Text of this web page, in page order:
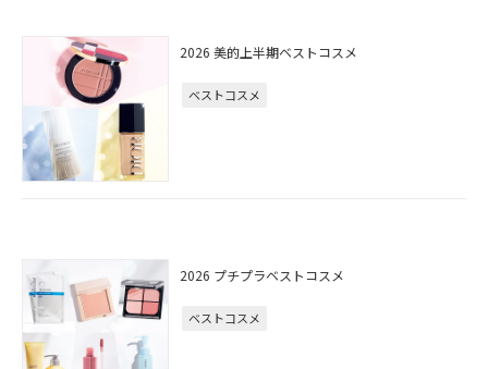
2026 美的上半期ベストコスメ
ベストコスメ
2026 プチプラベストコスメ
ベストコスメ